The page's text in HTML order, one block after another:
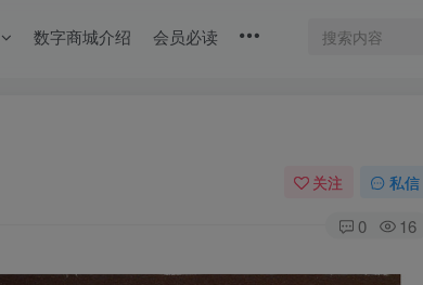
数字商城介绍 会员必读
关注 私信
0 16